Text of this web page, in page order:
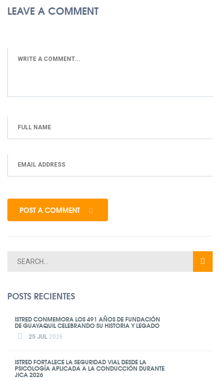
LEAVE A COMMENT
POST A COMMENT
POSTS RECIENTES
ISTRED CONMEMORA LOS 491 AÑOS DE FUNDACIÓN
DE GUAYAQUIL CELEBRANDO SU HISTORIA Y LEGADO
25 JUL 2026
ISTRED FORTALECE LA SEGURIDAD VIAL DESDE LA
PSICOLOGÍA APLICADA A LA CONDUCCIÓN DURANTE
JICA 2026